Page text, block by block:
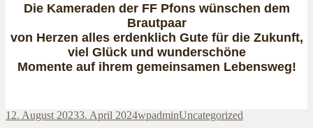
Die Kameraden der FF Pfons wünschen dem
Brautpaar
von Herzen alles erdenklich Gute für die Zukunft,
viel Glück und wunderschöne
Momente auf ihrem gemeinsamen Lebensweg!
Veröffentlicht
12. August 20233. April 2024Autor
wpadminKategorien
Uncategorized